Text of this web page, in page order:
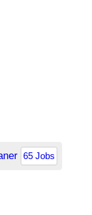
65 Jobs